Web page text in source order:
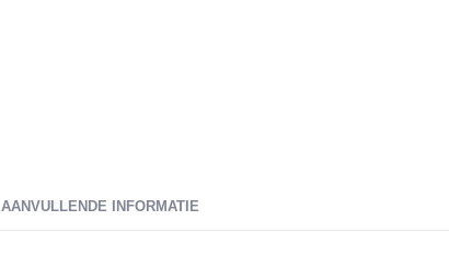
AANVULLENDE INFORMATIE